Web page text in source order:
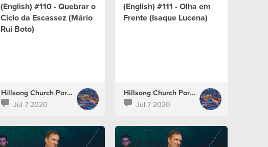
(English) #110 - Quebrar o
Ciclo da Escassez (Mário
Rui Boto)
Hillsong Church Portugal
Jul 7 2020
(English) #111 - Olha em
Frente (Isaque Lucena)
Hillsong Church Portugal
Jul 7 2020